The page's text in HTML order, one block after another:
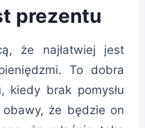
prezentu
że najłatwiej jest
To dobra
kiedy brak pomysłu
że będzie on